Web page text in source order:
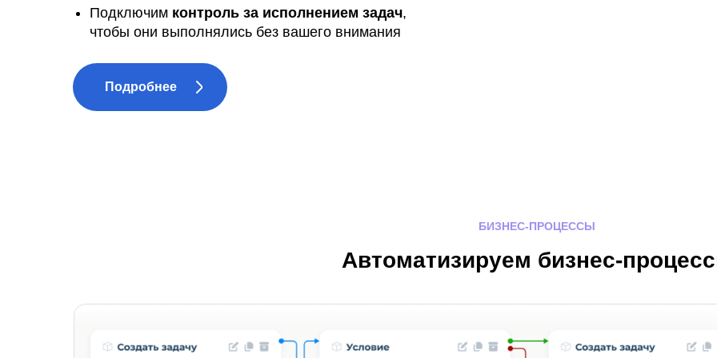
Подключим контроль за исполнением задач,
чтобы они выполнялись без вашего внимания
Подробнее
Автоматизируем бизнес-
БИЗНЕС-ПРОЦЕССЫ